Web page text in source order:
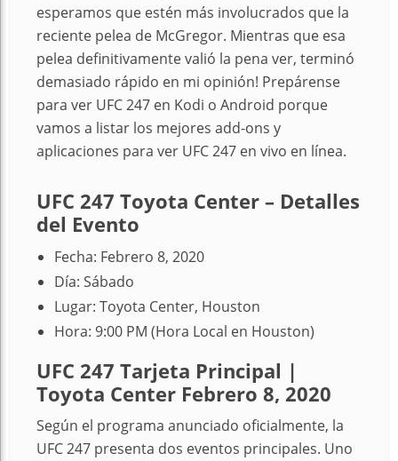
esperamos que estén más involucrados que la
reciente pelea de McGregor. Mientras que esa
pelea definitivamente valió la pena ver, terminó
demasiado rápido en mi opinión! Prepárense
para ver UFC 247 en Kodi o Android porque
vamos a listar los mejores add-ons y
aplicaciones para ver UFC 247 en vivo en línea.
UFC 247 Toyota Center – Detalles
del Evento
Fecha: Febrero 8, 2020
Día: Sábado
Lugar: Toyota Center, Houston
Hora: 9:00 PM (Hora Local en Houston)
UFC 247 Tarjeta Principal |
Toyota Center Febrero 8, 2020
Según el programa anunciado oficialmente, la
UFC 247 presenta dos eventos principales. Uno